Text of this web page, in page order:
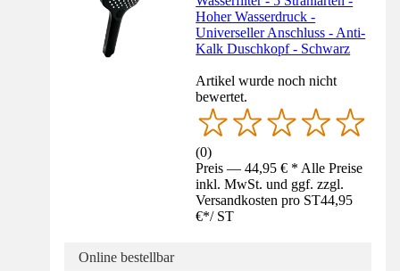
Hoher Wasserdruck -
Universeller Anschluss - Anti-
Kalk Duschkopf - Schwarz
Artikel wurde noch nicht
bewertet.
(0)
Preis — 44,95 € * Alle Preise
inkl. MwSt. und ggf. zzgl.
Versandkosten pro ST44,95
€*/ ST
Online bestellbar